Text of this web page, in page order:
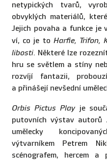
netypických tvarů,
obvyklých materiálů,
Jejich povaha a funkce je
ví, co je to Harfie, Trifon,
libosti. Některé lze
hru se světlem a stíny
rozvíjí fantazii,
a přinášejí nevšední
Orbis Pictus Playje
putovních výstav autorů
umělecky
výtvarníkem Petrem
scénografem, hercem